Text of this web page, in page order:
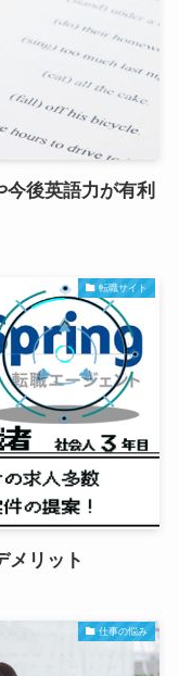
後英語力が有利
転職サイト
メリット
仕事の悩み